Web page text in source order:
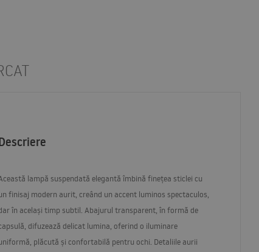
lampă suspendată elegantă îmbină finețea sticlei cu
finisaj modern aurit, creând un accent luminos spectaculos,
în același timp subtil. Abajurul transparent, în formă de
difuzează delicat lumina, oferind o iluminare
plăcută și confortabilă pentru ochi. Detaliile aurii